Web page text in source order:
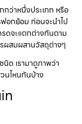
ว่าหนึ่งประเภท หรือ
อกย้อม ก่อนจะนำไป
รดจะแตกต่างกันตาม
ผสมผสานวัสดุต่างๆ
ด เรามาดูภาพว่า
นไหนกันบ้าง